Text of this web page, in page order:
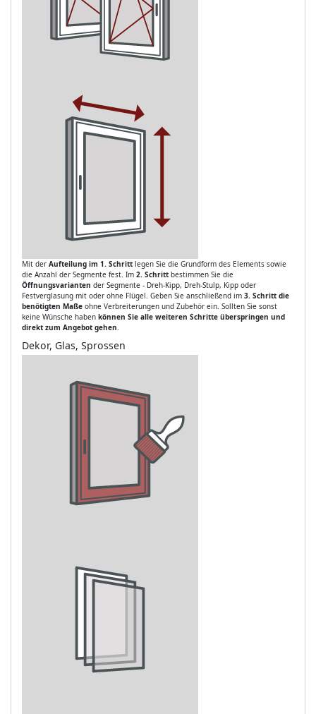
Mit der Aufteilung im 1. Schritt legen Sie die Grundform des Elements sowie
die Anzahl der Segmente fest. Im 2. Schritt bestimmen Sie die
Öffnungsvarianten der Segmente - Dreh-Kipp, Dreh-Stulp, Kipp oder
Festverglasung mit oder ohne Flügel. Geben Sie anschließend im 3. Schritt die
benötigten Maße ohne Verbreiterungen und Zubehör ein. Sollten Sie sonst
keine Wünsche haben können Sie alle weiteren Schritte überspringen und
direkt zum Angebot gehen
Dekor, Glas, Sprossen